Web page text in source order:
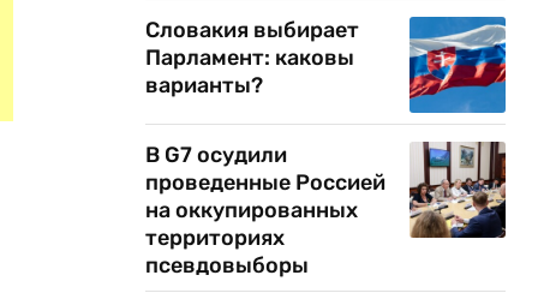
Словакия выбирает
Парламент: каковы
варианты?
В G7 осудили
проведенные Россией
на оккупированных
территориях
псевдовыборы